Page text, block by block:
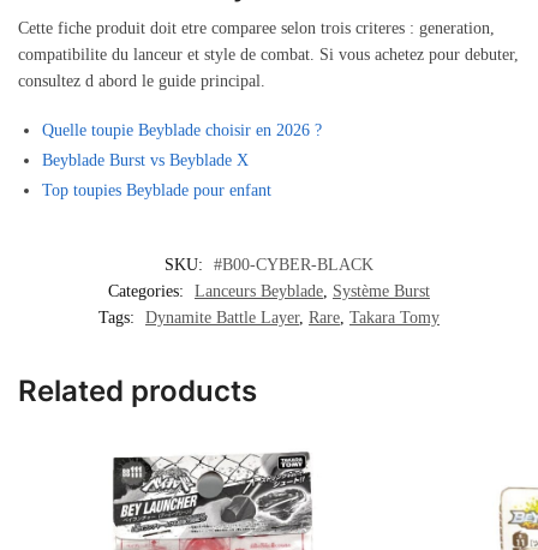
Cette fiche produit doit etre comparee selon trois criteres : generation,
compatibilite du lanceur et style de combat. Si vous achetez pour debuter,
consultez d abord le guide principal.
Quelle toupie Beyblade choisir en 2026 ?
Beyblade Burst vs Beyblade X
Top toupies Beyblade pour enfant
SKU:
#B00-CYBER-BLACK
Categories:
Lanceurs Beyblade Système Burst
Tags:
Dynamite Battle Layer, Rare Takara Tomy
Related products